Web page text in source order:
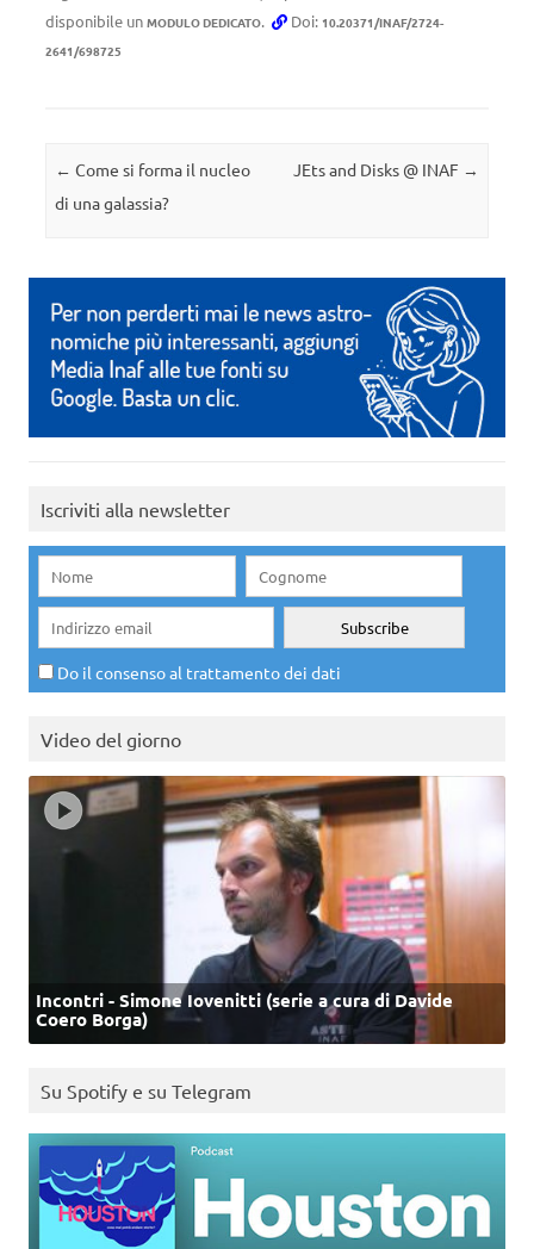
disponibile un MODULO DEDICATO. Doi: 10.20371/INAF/2724-
2641/698725
Navigazione articolo
← Come si forma il nucleo
di una galassia?
JEts and Disks @ INAF →
Iscriviti alla newsletter
Do il consenso al trattamento dei dati
Video del giorno
Incontri - Simone Iovenitti (serie a cura di Davide
Coero Borga)
Su Spotify e su Telegram